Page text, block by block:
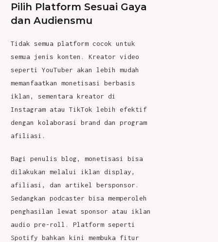
Pilih Platform Sesuai Gaya
dan Audiensmu
Tidak semua platform cocok untuk
semua jenis konten. Kreator video
seperti YouTuber akan lebih mudah
memanfaatkan monetisasi berbasis
iklan, sementara kreator di
Instagram atau TikTok lebih efektif
dengan kolaborasi brand dan program
afiliasi.
Bagi penulis blog, monetisasi bisa
dilakukan melalui iklan display,
afiliasi, dan artikel bersponsor.
Sedangkan podcaster bisa memperoleh
penghasilan lewat sponsor atau iklan
audio pre-roll. Platform seperti
Spotify bahkan kini membuka fitur